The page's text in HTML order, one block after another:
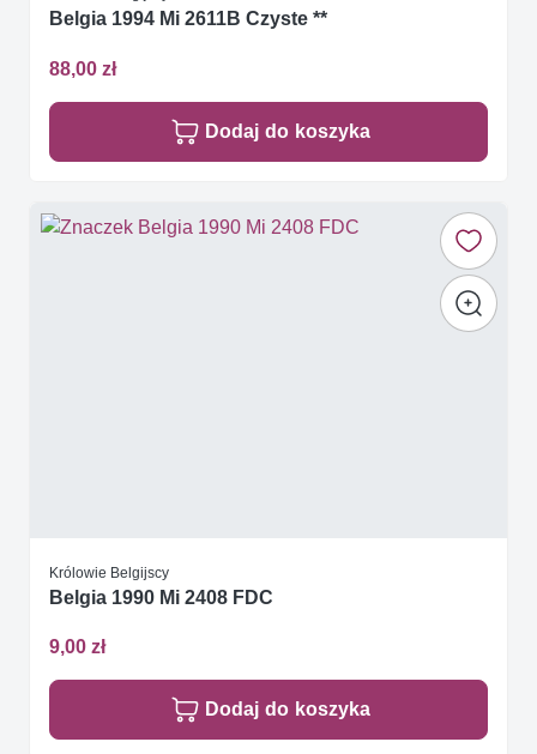
Belgia 1994 Mi 2611B Czyste **
88,00 zł
Dodaj do koszyka
Królowie Belgijscy
Belgia 1990 Mi 2408 FDC
9,00 zł
Dodaj do koszyka